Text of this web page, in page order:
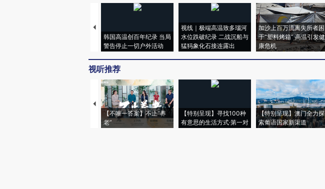
韩国高温创百年纪录 当局
警告停止一切户外活动
视线｜极端高温致多瑙河
水位跌破纪录 二战沉船与
猛犸象化石接连露出
加沙上百万流离失所者困
于“塑料烤箱” 高温引发健
康危机
视听推荐
【不唯一答案】不止“养
老”
【特别呈现】寻找100种
有意思的生活方式·第一对
【特别呈现】澳门全力探
索葡语国家新渠道